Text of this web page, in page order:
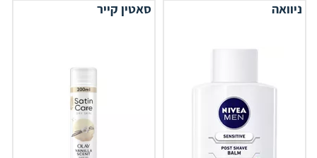
ניוואה סאטין קייר